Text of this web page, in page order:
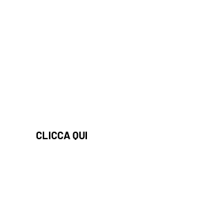
CLICCA QUI